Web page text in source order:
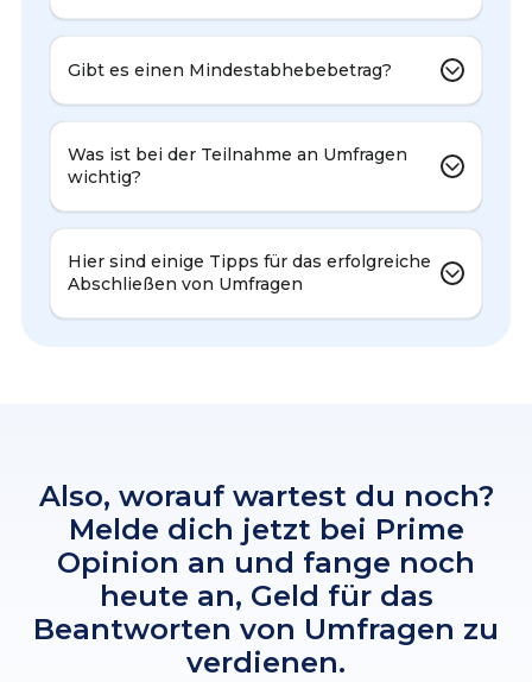
Gibt es einen Mindestabhebebetrag?
Was ist bei der Teilnahme an Umfragen
wichtig?
Hier sind einige Tipps für das erfolgreiche
Abschließen von Umfragen
Also, worauf wartest du noch?
Melde dich jetzt bei Prime
Opinion an und fange noch
heute an, Geld für das
Beantworten von Umfragen zu
verdienen.